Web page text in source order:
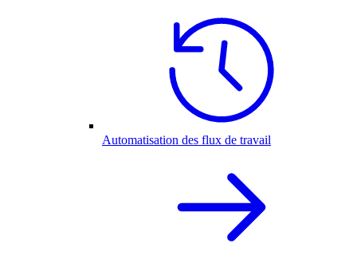
Automatisation des flux de travail